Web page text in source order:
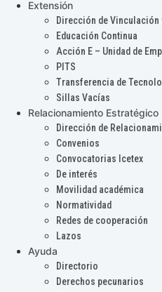
Extensión
Dirección de
Educación Continua
Acción E – Unidad de
PITS
Transferencia de
Sillas Vacías
Relacionamiento Estratégico
Dirección de
Convenios
Convocatorias Icetex
De interés
Movilidad académica
Normatividad
Redes de cooperación
Lazos
Ayuda
Directorio
Derechos pecunarios